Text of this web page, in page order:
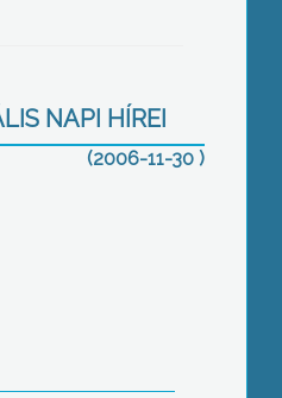
NAPI HÍREI
(2006-11-30 )